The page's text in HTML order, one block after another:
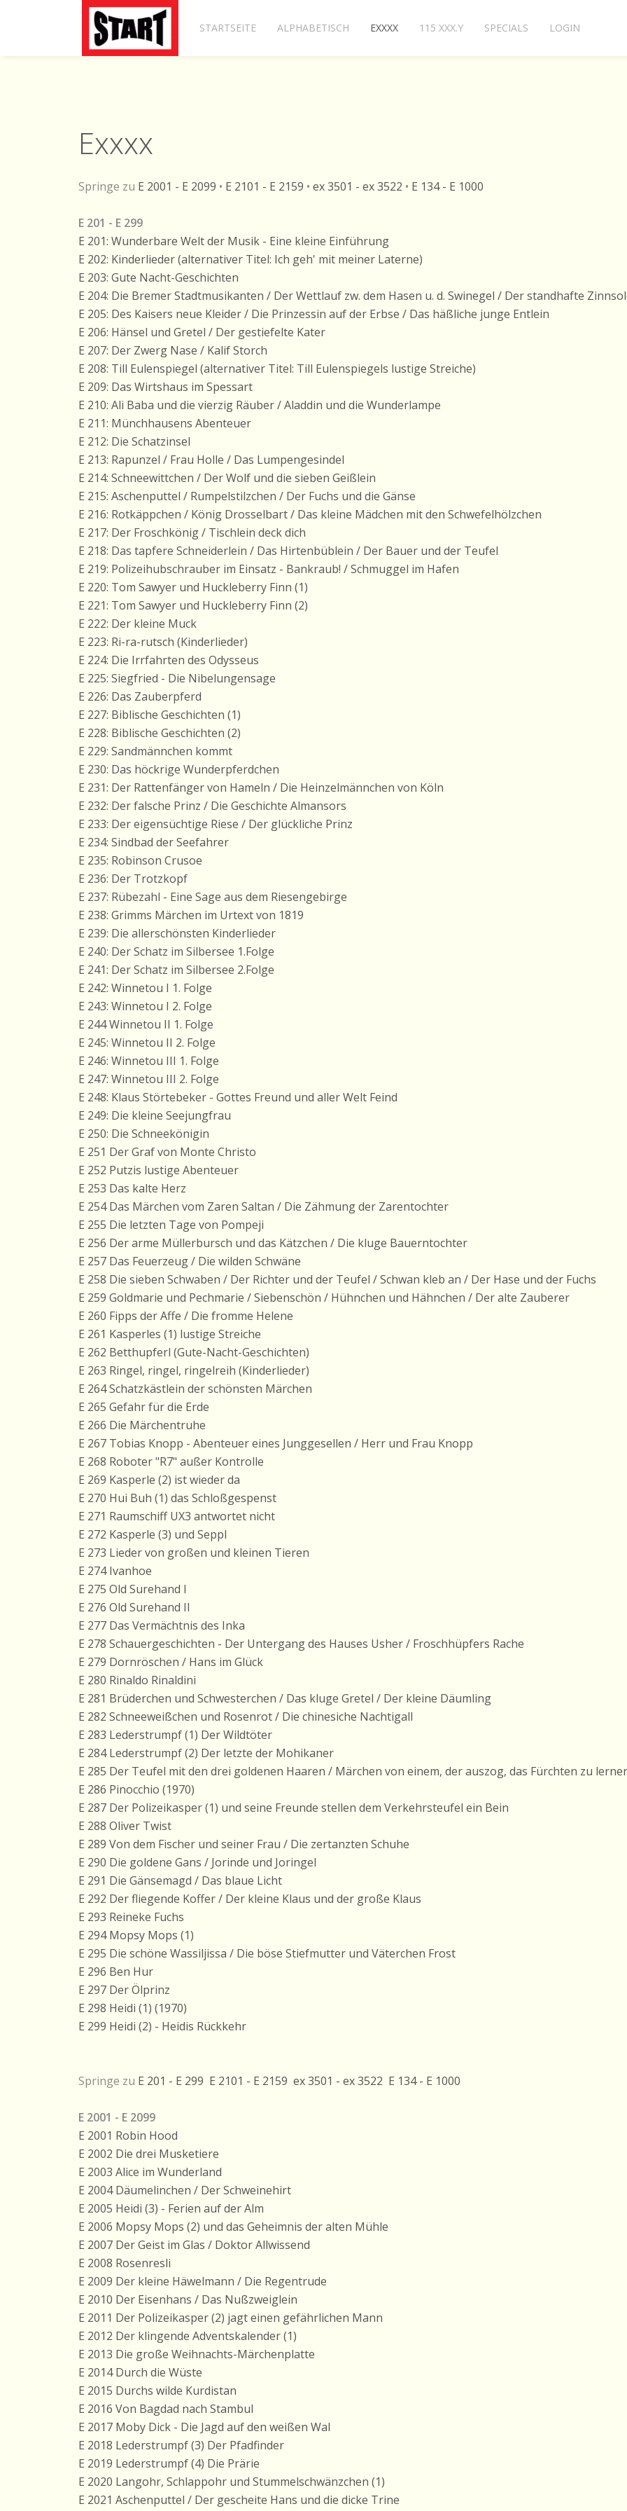
STARTSEITE ALPHABETISCH EXXXX 115 XXX.Y SPECIALS LOGIN
Exxxx
Springe zu E 2001 - E 2099 • E 2101 - E 2159 • ex 3501 - ex 3522 • E 134 - E 1000
E 201 - E 299
E 201: Wunderbare Welt der Musik - Eine kleine Einführung
E 202: Kinderlieder (alternativer Titel: Ich geh' mit meiner Laterne)
E 203: Gute Nacht-Geschichten
E 204: Die Bremer Stadtmusikanten / Der Wettlauf zw. dem Hasen u. d. Swinegel / Der standhafte
E 205: Des Kaisers neue Kleider / Die Prinzessin auf der Erbse / Das häßliche junge Entlein
E 206: Hänsel und Gretel / Der gestiefelte Kater
E 207: Der Zwerg Nase / Kalif Storch
E 208: Till Eulenspiegel (alternativer Titel: Till Eulenspiegels lustige Streiche)
E 209: Das Wirtshaus im Spessart
E 210: Ali Baba und die vierzig Räuber / Aladdin und die Wunderlampe
E 211: Münchhausens Abenteuer
E 212: Die Schatzinsel
E 213: Rapunzel / Frau Holle / Das Lumpengesindel
E 214: Schneewittchen / Der Wolf und die sieben Geißlein
E 215: Aschenputtel / Rumpelstilzchen / Der Fuchs und die Gänse
E 216: Rotkäppchen / König Drosselbart / Das kleine Mädchen mit den Schwefelhölzchen
E 217: Der Froschkönig / Tischlein deck dich
E 218: Das tapfere Schneiderlein / Das Hirtenbüblein / Der Bauer und der Teufel
E 219: Polizeihubschrauber im Einsatz - Bankraub! / Schmuggel im Hafen
E 220: Tom Sawyer und Huckleberry Finn (1)
E 221: Tom Sawyer und Huckleberry Finn (2)
E 222: Der kleine Muck
E 223: Ri-ra-rutsch (Kinderlieder)
E 224: Die Irrfahrten des Odysseus
E 225: Siegfried - Die Nibelungensage
E 226: Das Zauberpferd
E 227: Biblische Geschichten (1)
E 228: Biblische Geschichten (2)
E 229: Sandmännchen kommt
E 230: Das höckrige Wunderpferdchen
E 231: Der Rattenfänger von Hameln / Die Heinzelmännchen von Köln
E 232: Der falsche Prinz / Die Geschichte Almansors
E 233: Der eigensüchtige Riese / Der glückliche Prinz
E 234: Sindbad der Seefahrer
E 235: Robinson Crusoe
E 236: Der Trotzkopf
E 237: Rübezahl - Eine Sage aus dem Riesengebirge
E 238: Grimms Märchen im Urtext von 1819
E 239: Die allerschönsten Kinderlieder
E 240: Der Schatz im Silbersee 1.Folge
E 241: Der Schatz im Silbersee 2.Folge
E 242: Winnetou I 1. Folge
E 243: Winnetou I 2. Folge
E 244 Winnetou II 1. Folge
E 245: Winnetou II 2. Folge
E 246: Winnetou III 1. Folge
E 247: Winnetou III 2. Folge
E 248: Klaus Störtebeker - Gottes Freund und aller Welt Feind
E 249: Die kleine Seejungfrau
E 250: Die Schneekönigin
E 251 Der Graf von Monte Christo
E 252 Putzis lustige Abenteuer
E 253 Das kalte Herz
E 254 Das Märchen vom Zaren Saltan / Die Zähmung der Zarentochter
E 255 Die letzten Tage von Pompeji
E 256 Der arme Müllerbursch und das Kätzchen / Die kluge Bauerntochter
E 257 Das Feuerzeug / Die wilden Schwäne
E 258 Die sieben Schwaben / Der Richter und der Teufel / Schwan kleb an / Der Hase und der Fuchs
E 259 Goldmarie und Pechmarie / Siebenschön / Hühnchen und Hähnchen / Der alte Zauberer
E 260 Fipps der Affe / Die fromme Helene
E 261 Kasperles (1) lustige Streiche
E 262 Betthupferl (Gute-Nacht-Geschichten)
E 263 Ringel, ringel, ringelreih (Kinderlieder)
E 264 Schatzkästlein der schönsten Märchen
E 265 Gefahr für die Erde
E 266 Die Märchentruhe
E 267 Tobias Knopp - Abenteuer eines Junggesellen / Herr und Frau Knopp
E 268 Roboter "R7" außer Kontrolle
E 269 Kasperle (2) ist wieder da
E 270 Hui Buh (1) das Schloßgespenst
E 271 Raumschiff UX3 antwortet nicht
E 272 Kasperle (3) und Seppl
E 273 Lieder von großen und kleinen Tieren
E 274 Ivanhoe
E 275 Old Surehand I
E 276 Old Surehand II
E 277 Das Vermächtnis des Inka
E 278 Schauergeschichten - Der Untergang des Hauses Usher / Froschhüpfers Rache
E 279 Dornröschen / Hans im Glück
E 280 Rinaldo Rinaldini
E 281 Brüderchen und Schwesterchen / Das kluge Gretel / Der kleine Däumling
E 282 Schneeweißchen und Rosenrot / Die chinesiche Nachtigall
E 283 Lederstrumpf (1) Der Wildtöter
E 284 Lederstrumpf (2) Der letzte der Mohikaner
E 285 Der Teufel mit den drei goldenen Haaren / Märchen von einem, der auszog, das Fürchten zu
E 286 Pinocchio (1970)
E 287 Der Polizeikasper (1) und seine Freunde stellen dem Verkehrsteufel ein Bein
E 288 Oliver Twist
E 289 Von dem Fischer und seiner Frau / Die zertanzten Schuhe
E 290 Die goldene Gans / Jorinde und Joringel
E 291 Die Gänsemagd / Das blaue Licht
E 292 Der fliegende Koffer / Der kleine Klaus und der große Klaus
E 293 Reineke Fuchs
E 294 Mopsy Mops (1)
E 295 Die schöne Wassiljissa / Die böse Stiefmutter und Väterchen Frost
E 296 Ben Hur
E 297 Der Ölprinz
E 298 Heidi (1) (1970)
E 299 Heidi (2) - Heidis Rückkehr
Springe zu E 201 - E 299 E 2101 - E 2159 ex 3501 - ex 3522 E 134 - E 1000
E 2001 - E 2099
E 2001 Robin Hood
E 2002 Die drei Musketiere
E 2003 Alice im Wunderland
E 2004 Däumelinchen / Der Schweinehirt
E 2005 Heidi (3) - Ferien auf der Alm
E 2006 Mopsy Mops (2) und das Geheimnis der alten Mühle
E 2007 Der Geist im Glas / Doktor Allwissend
E 2008 Rosenresli
E 2009 Der kleine Häwelmann / Die Regentrude
E 2010 Der Eisenhans / Das Nußzweiglein
E 2011 Der Polizeikasper (2) jagt einen gefährlichen Mann
E 2012 Der klingende Adventskalender (1)
E 2013 Die große Weihnachts-Märchenplatte
E 2014 Durch die Wüste
E 2015 Durchs wilde Kurdistan
E 2016 Von Bagdad nach Stambul
E 2017 Moby Dick - Die Jagd auf den weißen Wal
E 2018 Lederstrumpf (3) Der Pfadfinder
E 2019 Lederstrumpf (4) Die Prärie
E 2020 Langohr, Schlappohr und Stummelschwänzchen (1)
E 2021 Aschenputtel / Der gescheite Hans und die dicke Trine